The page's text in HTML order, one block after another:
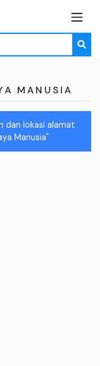
MANUSIA
dan lokasi alamat
Manusia"